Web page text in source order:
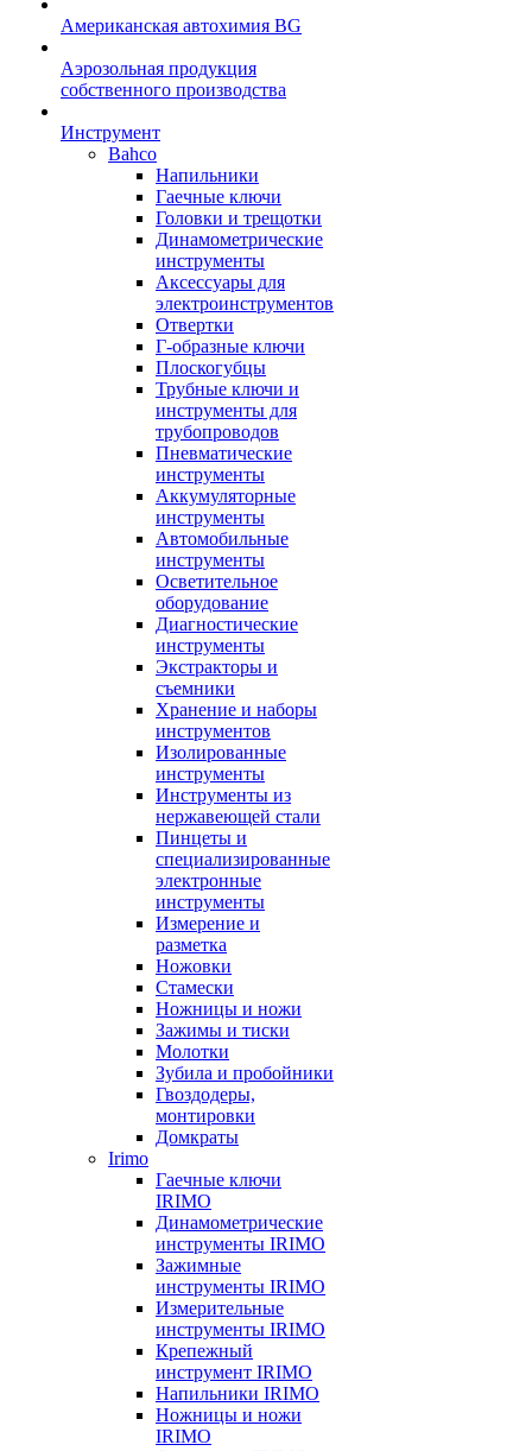
Американская автохимия BG
Аэрозольная продукция
собственного производства
Инструмент
Bahco
Напильники
Гаечные ключи
Головки и трещотки
Динамометрические
инструменты
Аксессуары для
электроинструментов
Отвертки
Г-образные ключи
Плоскогубцы
Трубные ключи и
инструменты для
трубопроводов
Пневматические
инструменты
Аккумуляторные
инструменты
Автомобильные
инструменты
Осветительное
оборудование
Диагностические
инструменты
Экстракторы и
съемники
Хранение и наборы
инструментов
Изолированные
инструменты
Инструменты из
нержавеющей стали
Пинцеты и
специализированные
электронные
инструменты
Измерение и
разметка
Ножовки
Стамески
Ножницы и ножи
Зажимы и тиски
Молотки
Зубила и пробойники
Гвоздодеры,
монтировки
Домкраты
Irimo
Гаечные ключи
IRIMO
Динамометрические
инструменты IRIMO
Зажимные
инструменты IRIMO
Измерительные
инструменты IRIMO
Крепежный
инструмент IRIMO
Напильники IRIMO
Ножницы и ножи
IRIMO